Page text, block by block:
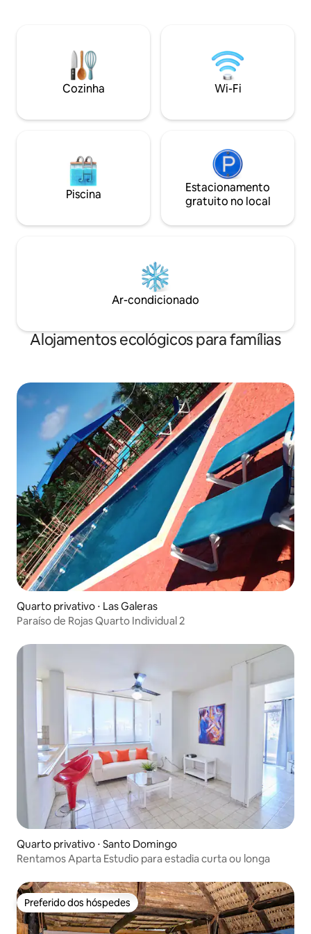
cafeteira, talheres. Sem cozinha! A uma
curta distância a pé de praias, cidade,
lojas, restaurantes e bares, mas em uma
área residencial tranquila e segura.
lugares favoritos,
atividades
aproveitar ao
área de Cabarete.
Cozinha Wi-Fi
Piscina
Estacionamento
gratuito no local
Ar-condicionado
Alojamentos ecológicos para famílias
Quarto privativo ⋅ Las Galeras
Paraíso de Rojas Quarto Individual 2
Quarto privativo ⋅ Santo Domingo
Rentamos Aparta Estudio para estadia curta ou longa
Preferido dos hóspedes
Preferido dos hóspedes